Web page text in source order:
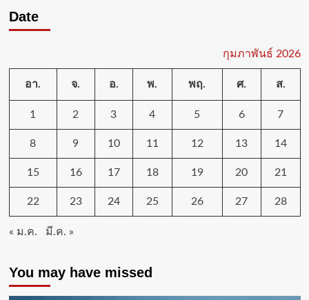
สำนักงาน
อัยการ
สูงสุด
“เพื่อ
บริหาร
Date
กุมภาพันธ์ 2026
อา. จ. อ. พ. พฤ. ศ. ส.
1 2 3 4 5 6 7
8 9 10 11 12 13 14
15 16 17 18 19 20 21
22 23 24 25 26 27 28
« ม.ค. มี.ค. »
You may have missed